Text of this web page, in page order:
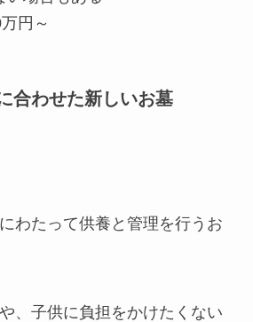
円～
合わせた新しいお墓
わたって供養と管理を行うお
、子供に負担をかけたくない